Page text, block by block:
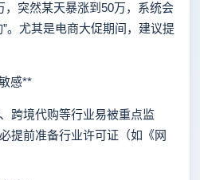
突然某天暴涨到50万，系统会
。尤其是电商大促期间，建议提
感**
境代购等行业易被重点监
提前准备行业许可证（如《网